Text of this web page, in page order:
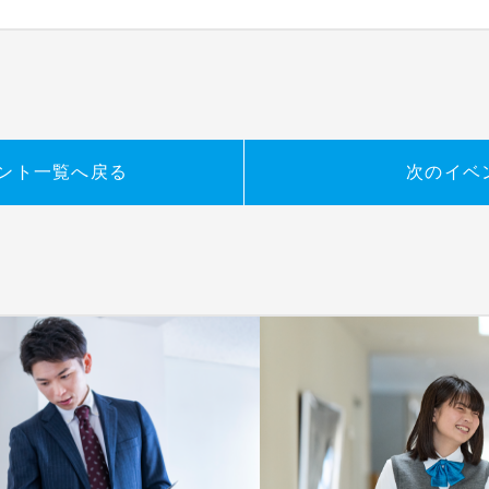
ト 一覧へ戻る 次のイベ